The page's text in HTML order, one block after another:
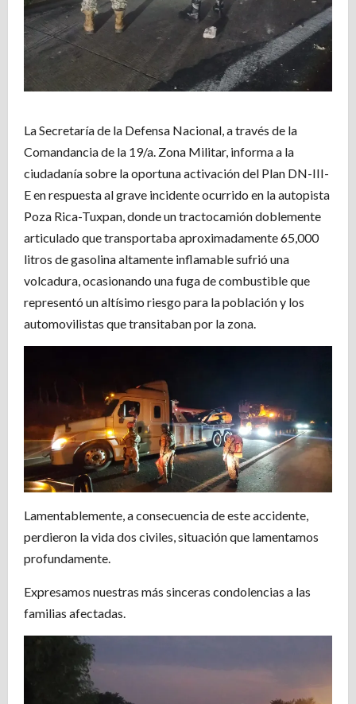
La Secretaría de la Defensa Nacional, a través de la
Comandancia de la 19/a. Zona Militar, informa a la
ciudadanía sobre la oportuna activación del Plan DN-III-
E en respuesta al grave incidente ocurrido en la autopista
Poza Rica-Tuxpan, donde un tractocamión doblemente
articulado que transportaba aproximadamente 65,000
litros de gasolina altamente inflamable sufrió una
volcadura, ocasionando una fuga de combustible que
representó un altísimo riesgo para la población y los
automovilistas que transitaban por la zona.
Lamentablemente, a consecuencia de este accidente,
perdieron la vida dos civiles, situación que lamentamos
profundamente.
Expresamos nuestras más sinceras condolencias a las
familias afectadas.